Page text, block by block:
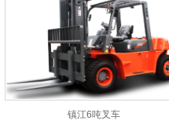
镇江6吨叉车